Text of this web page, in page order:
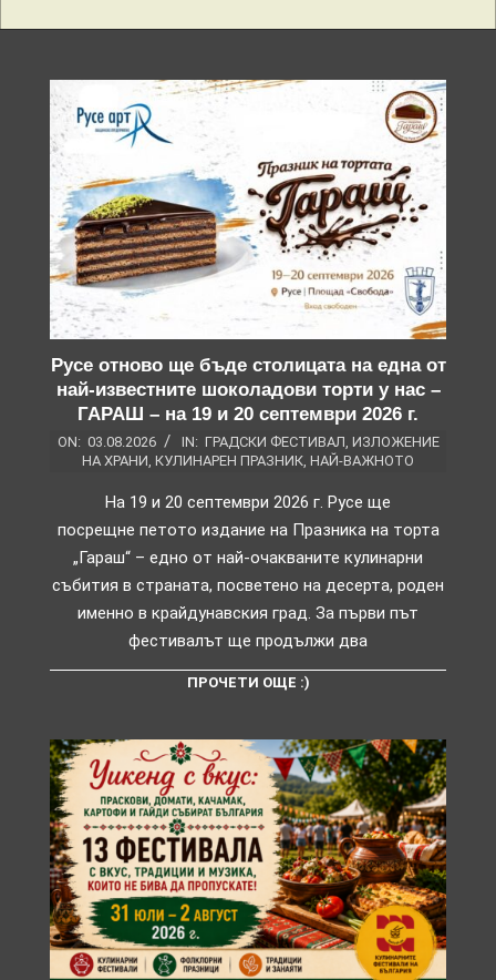
Русе отново ще бъде столицата на една от
най-известните шоколадови торти у нас –
ГАРАШ – на 19 и 20 септември 2026 г.
ON: 03.08.2026 IN: ГРАДСКИ ФЕСТИВАЛ ИЗЛОЖЕНИЕ
НА ХРАНИ КУЛИНАРЕН ПРАЗНИК НАЙ-ВАЖНОТО
На 19 и 20 септември 2026 г. Русе ще
посрещне петото издание на Празника на торта
„Гараш“ – едно от най-очакваните кулинарни
събития в страната, посветено на десерта, роден
именно в крайдунавския град. За първи път
фестивалът ще продължи два
ПРОЧЕТИ ОЩЕ :)